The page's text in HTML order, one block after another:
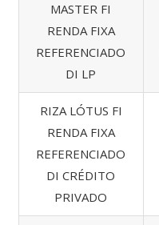
MASTER FI
RENDA FIXA
REFERENCIADO
DI LP
RIZA LÓTUS FI
RENDA FIXA
REFERENCIADO
DI CRÉDITO
PRIVADO